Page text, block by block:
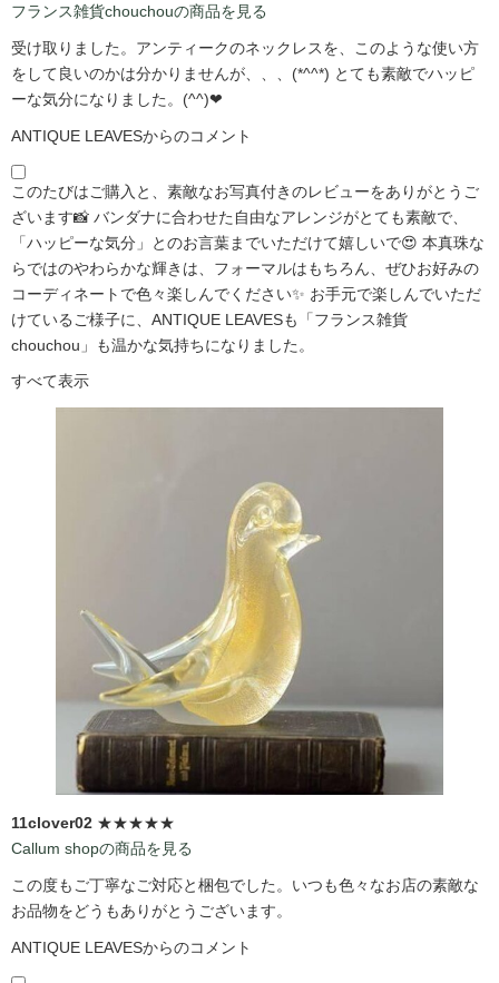
フランス雑貨chouchouの商品を見る
受け取りました。アンティークのネックレスを、このような使い方
をして良いのかは分かりませんが、、、(*^^*) とても素敵でハッピ
ーな気分になりました。(^^)❤
ANTIQUE LEAVESからのコメント
このたびはご購入と、素敵なお写真付きのレビューをありがとうご
ざいます📸 バンダナに合わせた自由なアレンジがとても素敵で、
「ハッピーな気分」とのお言葉までいただけて嬉しいで😍 本真珠な
らではのやわらかな輝きは、フォーマルはもちろん、ぜひお好みの
コーディネートで色々楽しんでください✨ お手元で楽しんでいただ
けているご様子に、ANTIQUE LEAVESも「フランス雑貨
chouchou」も温かな気持ちになりました。
すべて表示
11clover02 ★★★★★
Callum shopの商品を見る
この度もご丁寧なご対応と梱包でした。いつも色々なお店の素敵な
お品物をどうもありがとうございます。
ANTIQUE LEAVESからのコメント